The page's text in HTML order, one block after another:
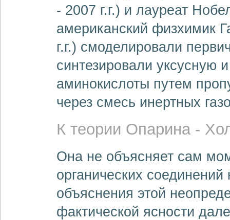
- 2007 г.г.) и лауреат
американский физхимик
г.г.) смоделировали
синтезировали уксусную
аминокислоты путем
через смесь инертных
К теории Опарина -
Она не объясняет сам
органических
объяснения этой
фактической ясности